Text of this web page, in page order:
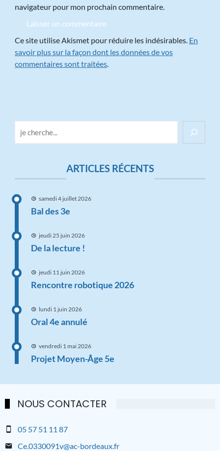
navigateur pour mon prochain commentaire.
Ce site utilise Akismet pour réduire les indésirables. En
savoir plus sur la façon dont les données de vos
commentaires sont traitées.
ARTICLES RÉCENTS
samedi 4 juillet 2026
Bal des 3e
jeudi 25 juin 2026
De la lecture !
jeudi 11 juin 2026
Rencontre robotique 2026
lundi 1 juin 2026
Oral 4e annulé
vendredi 1 mai 2026
Projet Moyen-Âge 5e
NOUS CONTACTER
05 57 51 11 87
Ce.0330091v@ac-bordeaux.fr